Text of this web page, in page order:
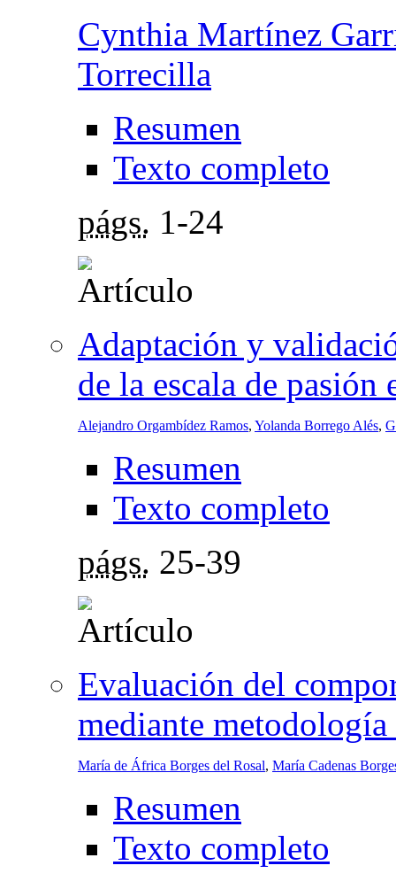
Cynthia Martínez
Torrecilla
Resumen
Texto completo
págs. 1-24
Adaptación y
de la escala de pasión
Alejandro Orgambídez Ramos, Yolanda Borrego Alés,
Resumen
Texto completo
págs. 25-39
Evaluación del
mediante
María de África Borges del Rosal, María Cadenas
Resumen
Texto completo